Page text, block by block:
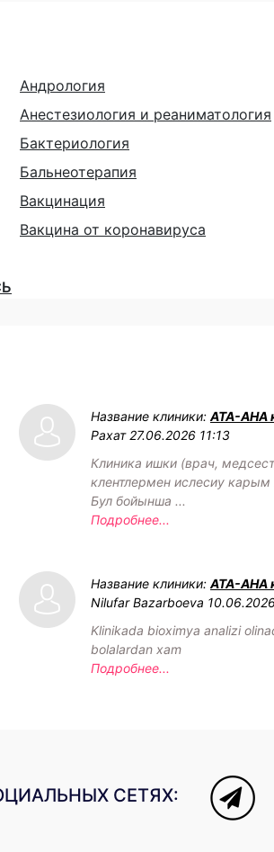
Андрология
Анестезиология и реаниматология
Бактериология
Бальнеотерапия
Вакцинация
Вакцина от коронавируса
Название клиники: АТА-АНА
Рахат 27.06.2026 11:13
Клиника ишки (врач,
клентлермен ислесиу карым
Бул бойынша ...
Подробнее...
Название клиники: АТА-АНА
Nilufar Bazarboeva
Klinikada bioximya analizi
bolalardan xam
Подробнее...
СЕТЯХ: